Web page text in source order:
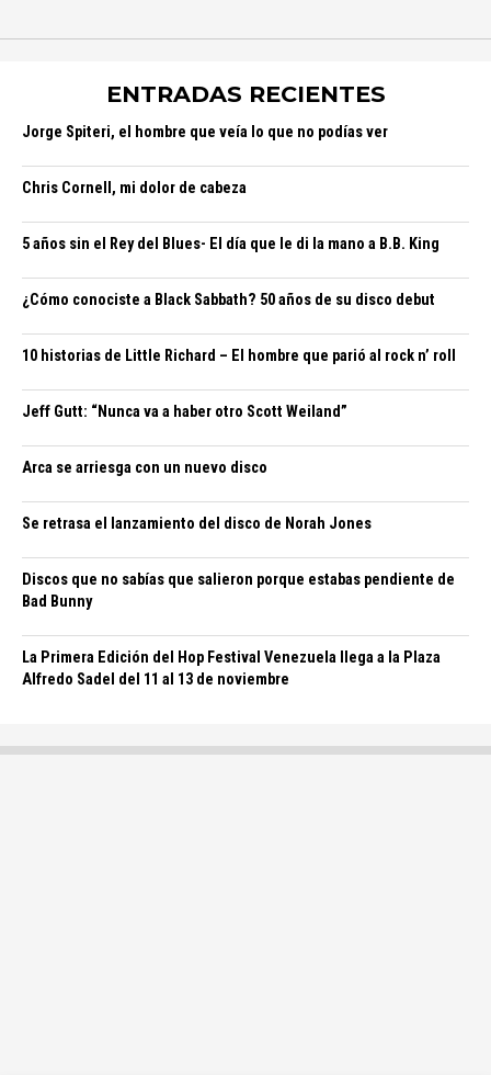
ENTRADAS RECIENTES
Jorge Spiteri, el hombre que veía lo que no podías ver
Chris Cornell, mi dolor de cabeza
5 años sin el Rey del Blues- El día que le di la mano a B.B. King
¿Cómo conociste a Black Sabbath? 50 años de su disco debut
10 historias de Little Richard – El hombre que parió al rock n’ roll
Jeff Gutt: “Nunca va a haber otro Scott Weiland”
Arca se arriesga con un nuevo disco
Se retrasa el lanzamiento del disco de Norah Jones
Discos que no sabías que salieron porque estabas pendiente de
Bad Bunny
La Primera Edición del Hop Festival Venezuela llega a la Plaza
Alfredo Sadel del 11 al 13 de noviembre